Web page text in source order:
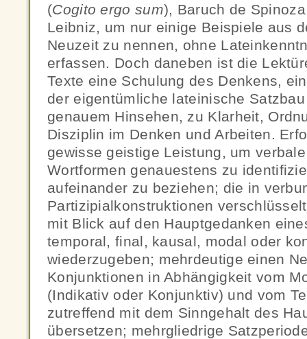
(Cogito ergo sum), Baruch de
Leibniz, um nur einige Beispiele aus
Neuzeit zu nennen, ohne
erfassen. Doch daneben ist die
Texte eine Schulung des Denkens,
der eigentümliche lateinische
genauem Hinsehen, zu Klarheit,
Disziplin im Denken und Arbeiten.
gewisse geistige Leistung, um
Wortformen genauestens zu
aufeinander zu beziehen; die in
Partizipialkonstruktionen
mit Blick auf den Hauptgedanken
temporal, final, kausal, modal oder
wiederzugeben; mehrdeutige einen
Konjunktionen in Abhängigkeit vom
(Indikativ oder Konjunktiv) und vom
zutreffend mit dem Sinngehalt des
übersetzen; mehrgliedrige